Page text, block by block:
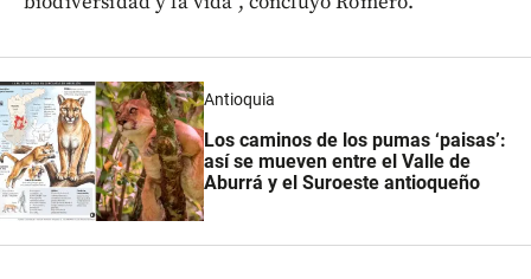
Antioquia
Los caminos de los pumas ‘paisas’:
así se mueven entre el Valle de
Aburrá y el Suroeste antioqueño